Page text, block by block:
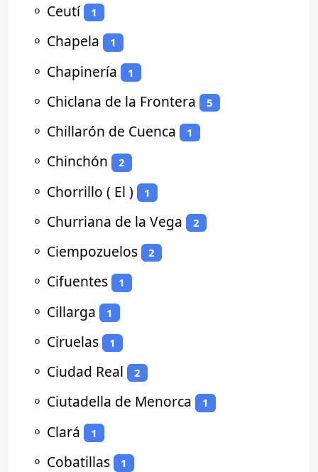
⚬ Ceutí 1
⚬ Chapela 1
⚬ Chapinería 1
⚬ Chiclana de la Frontera 5
⚬ Chillarón de Cuenca 1
⚬ Chinchón 2
⚬ Chorrillo ( El ) 1
⚬ Churriana de la Vega 2
⚬ Ciempozuelos 2
⚬ Cifuentes 1
⚬ Cillarga 1
⚬ Ciruelas 1
⚬ Ciudad Real 2
⚬ Ciutadella de Menorca 1
⚬ Clará 1
⚬ Cobatillas 1